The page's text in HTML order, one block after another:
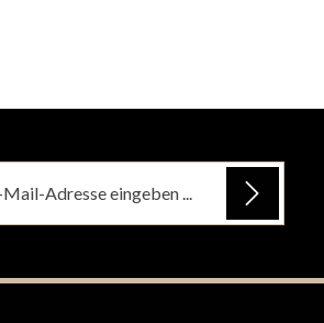
dieDatenschutzbestimmungenzur